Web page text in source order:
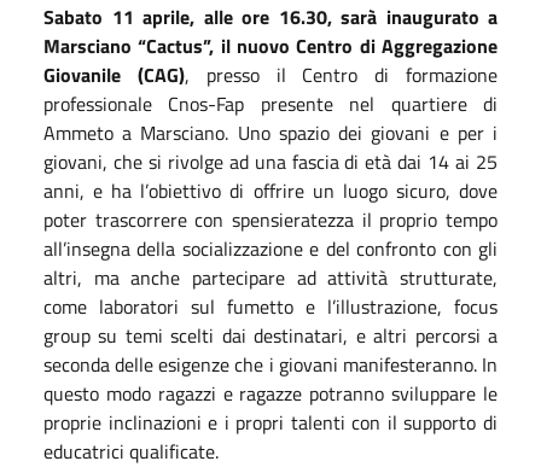
Sabato 11 aprile, alle ore 16.30, sarà inaugurato a
Marsciano “Cactus”, il nuovo Centro di Aggregazione
Giovanile (CAG), presso il Centro di formazione
professionale Cnos-Fap presente nel quartiere di
Ammeto a Marsciano. Uno spazio dei giovani e per i
giovani, che si rivolge ad una fascia di età dai 14 ai 25
anni, e ha l’obiettivo di offrire un luogo sicuro, dove
poter trascorrere con spensieratezza il proprio tempo
all’insegna della socializzazione e del confronto con gli
altri, ma anche partecipare ad attività strutturate,
come laboratori sul fumetto e l’illustrazione, focus
group su temi scelti dai destinatari, e altri percorsi a
seconda delle esigenze che i giovani manifesteranno. In
questo modo ragazzi e ragazze potranno sviluppare le
proprie inclinazioni e i propri talenti con il supporto di
educatrici qualificate.